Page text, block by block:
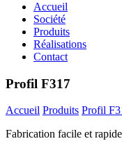
Accueil
Société
Produits
Réalisations
Contact
Profil F317
Accueil Produits Profil
Fabrication facile et